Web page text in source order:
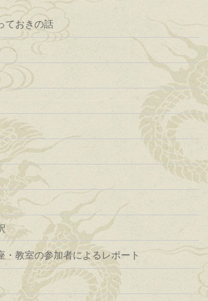
ておきの話
・教室の参加者によるレポート